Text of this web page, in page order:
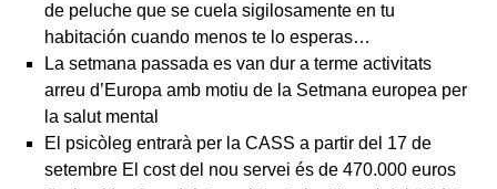
de peluche que se cuela sigilosamente en tu
habitación cuando menos te lo esperas…
La setmana passada es van dur a terme activitats
arreu d’Europa amb motiu de la Setmana europea per
la salut mental
El psicòleg entrarà per la CASS a partir del 17 de
setembre El cost del nou servei és de 470.000 euros